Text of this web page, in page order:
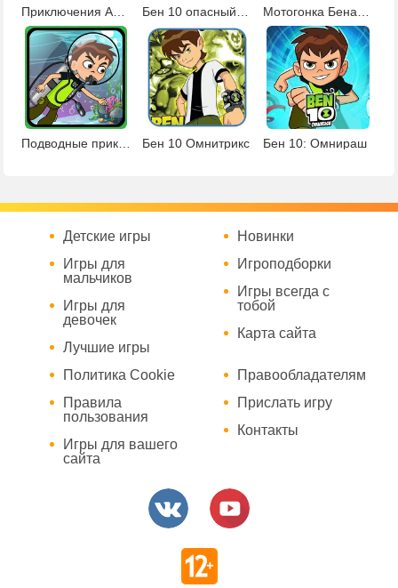
Приключения Алмаза и Человека-огня
Подводные приключения Бена 10 Бен 10 Омнитрикс Бен 10: Омнираш
Детские игры
Игры для
мальчиков
Игры для
девочек
Лучшие игры
Новинки
Игроподборки
Игры всегда с
тобой
Карта сайта
Политика Cookie
Правила
пользования
Игры для вашего
сайта
Правообладателям
Прислать игру
Контакты